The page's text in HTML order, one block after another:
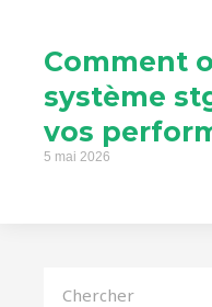
Comment
système
vos
5 mai 2026